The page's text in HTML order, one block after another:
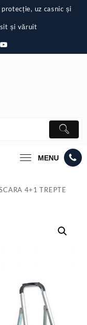
uz casnic și
și văruit
MENU
4+1 TREPTE